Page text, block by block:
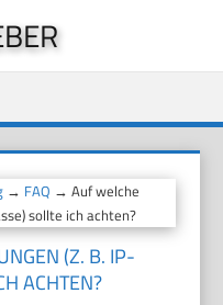
→ FAQ → Auf welche
sollte ich achten?
(Z. B. IP-
ACHTEN?